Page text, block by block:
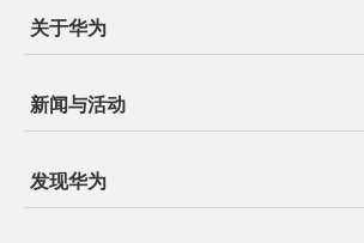
关于华为
新闻与活动
发现华为